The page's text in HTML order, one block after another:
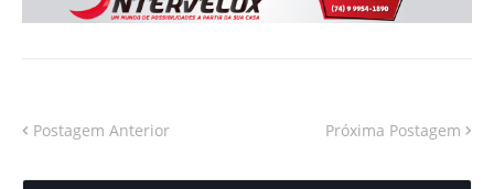
Postagem Anterior Próxima Postagem